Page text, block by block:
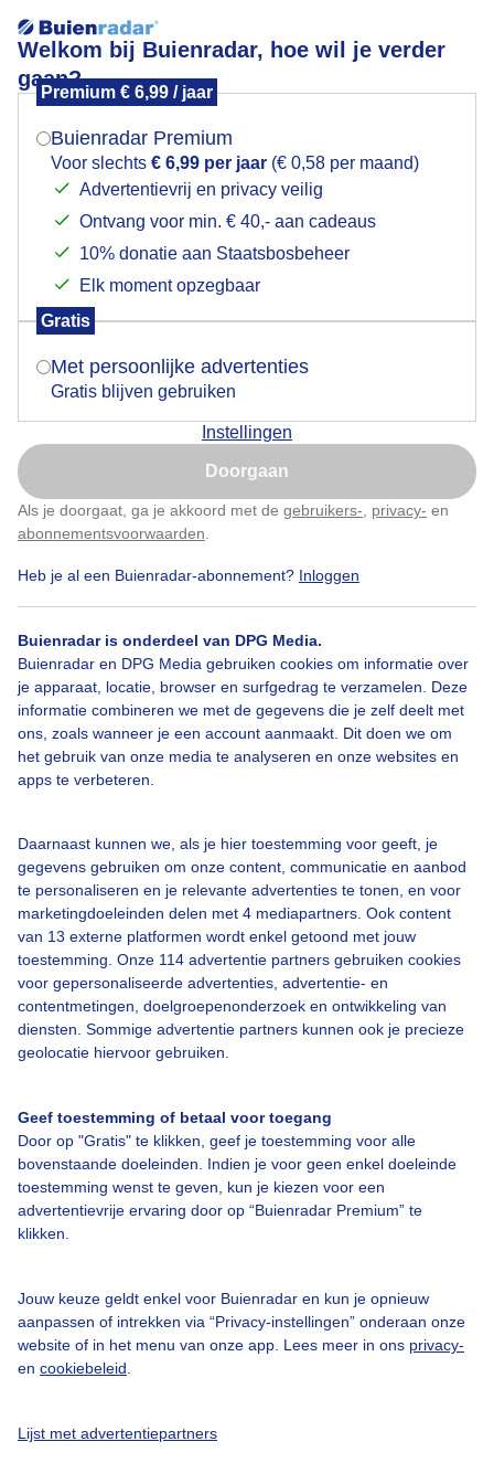
Welkom bij Buienradar, hoe wil je verder
gaan?
Premium € 6,99 / jaar
Buienradar Premium
Voor slechts € 6,99 per jaar (€ 0,58 per maand)
Advertentievrij en privacy veilig
Ontvang voor min. € 40,- aan cadeaus
10% donatie aan Staatsbosbeheer
Elk moment opzegbaar
Gratis
Met persoonlijke advertenties
Gratis blijven gebruiken
Instellingen
Doorgaan
Als je doorgaat, ga je akkoord met de gebruikers- privacy- en
abonnementsvoorwaarden
Heb je al een Buienradar-abonnement? Inloggen
Buienradar is onderdeel van DPG Media.
Buienradar en DPG Media gebruiken cookies om informatie over
je apparaat, locatie, browser en surfgedrag te verzamelen. Deze
informatie combineren we met de gegevens die je zelf deelt met
ons, zoals wanneer je een account aanmaakt. Dit doen we om
het gebruik van onze media te analyseren en onze websites en
apps te verbeteren.
Daarnaast kunnen we, als je hier toestemming voor geeft, je
gegevens gebruiken om onze content, communicatie en aanbod
te personaliseren en je relevante advertenties te tonen, en voor
marketingdoeleinden delen met 4 mediapartners. Ook content
van 13 externe platformen wordt enkel getoond met jouw
toestemming. Onze 114 advertentie partners gebruiken cookies
voor gepersonaliseerde advertenties, advertentie- en
contentmetingen, doelgroepenonderzoek en ontwikkeling van
diensten. Sommige advertentie partners kunnen ook je precieze
geolocatie hiervoor gebruiken.
Geef toestemming of betaal voor toegang
Door op "Gratis" te klikken, geef je toestemming voor alle
bovenstaande doeleinden. Indien je voor geen enkel doeleinde
toestemming wenst te geven, kun je kiezen voor een
advertentievrije ervaring door op “Buienradar Premium” te
klikken.
Jouw keuze geldt enkel voor Buienradar en kun je opnieuw
aanpassen of intrekken via “Privacy-instellingen” onderaan onze
website of in het menu van onze app. Lees meer in ons privacy-
en cookiebeleid
Lijst met advertentiepartners
Rondvaartboot
Door: ria brasser Gemaakt: 16-05-2026, 27x bekeken
Warmgekledetoeristen Rondvaartboot
Bekijk slideshow
Over Buienradar
Bedrijfsgegevens
Contact
Toegankelijkheid
Gebruikersvoorwaarden
Adverteren
Privacy beleid
Cookie beleid
Mogen we je locatie gebruiken voor het
Indien je hier nog geen akkoord op hebt gegeven,
verschijnt er zo een pop-up uit je browser waarin
Is goed, toon de popup
Nu niet, misschien later
Klik hierom dit aan te passen